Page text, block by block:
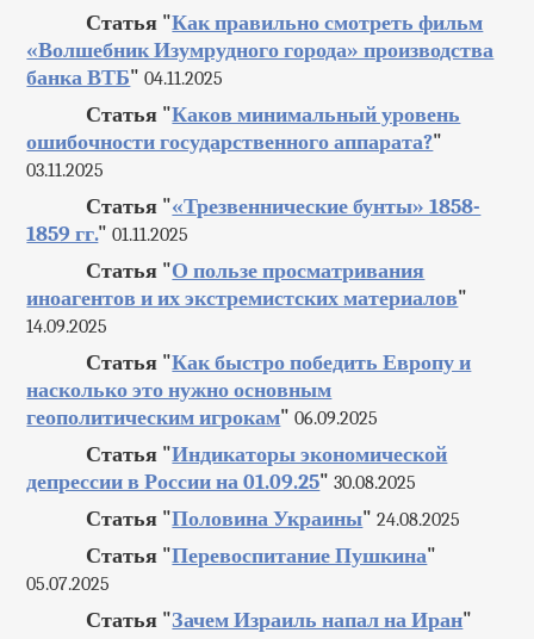
Статья "Как правильно смотреть фильм
«Волшебник Изумрудного города» производства
банка ВТБ" 04.11.2025
Статья "Каков минимальный уровень
ошибочности государственного аппарата?"
03.11.2025
Статья "«Трезвеннические бунты» 1858-
1859 гг." 01.11.2025
Статья "О пользе просматривания
иноагентов и их экстремистских материалов"
14.09.2025
Статья "Как быстро победить Европу и
насколько это нужно основным
геополитическим игрокам" 06.09.2025
Статья "Индикаторы экономической
депрессии в России на 01.09.25" 30.08.2025
Статья "Половина Украины" 24.08.2025
Статья "Перевоспитание Пушкина"
05.07.2025
Статья "Зачем Израиль напал на Иран"